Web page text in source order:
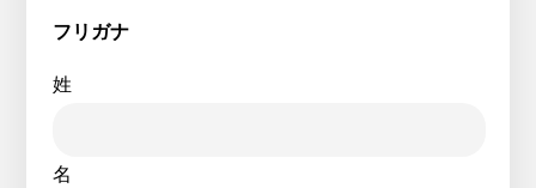
フリガナ
姓
名